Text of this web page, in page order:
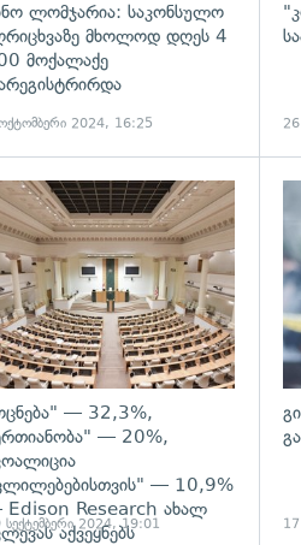
ლომჯარია: საკონსულო
მხოლოდ დღეს 4
მოქალაქე
2024, 16:25
— 32,3%,
— 20%,
— 10,9%
Research ახალ
აქვეყნებს
სექტემბერი 2024, 19:01